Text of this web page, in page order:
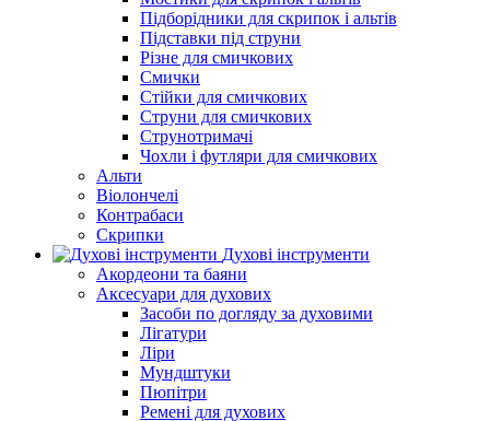
Підборiдники для скрипок і альтів
Підставки під струни
Різне для смичкових
Смички
Стійки для смичкових
Струни для смичкових
Струнотримачі
Чохли і футляри для смичкових
Альти
Віолончелі
Контрабаси
Скрипки
Духові інструменти
Акордеони та баяни
Аксесуари для духових
Засоби по догляду за духовими
Лігатури
Ліри
Мундштуки
Пюпітри
Ремені для духових